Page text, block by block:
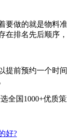
要做的就是物料
在排名先后顺序
提前预约一个时
全国1000+优质
好?